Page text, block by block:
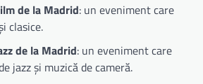
de la Madrid: un eveniment care
clasice.
de la Madrid: un eveniment care
jazz și muzică de cameră.